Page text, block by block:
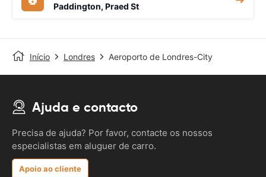
Paddington, Praed St
Início Londres Aeroporto de Londres-City
Ajuda e contacto
Precisa de ajuda? Por favor, contacte os nossos
especialistas em aluguer de carro.
Apoio ao cliente